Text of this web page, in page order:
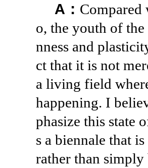
A： Compared
o, the youth of
nness and
ct that it is not
a living field
happening. I
phasize this state
s a biennale that
rather than